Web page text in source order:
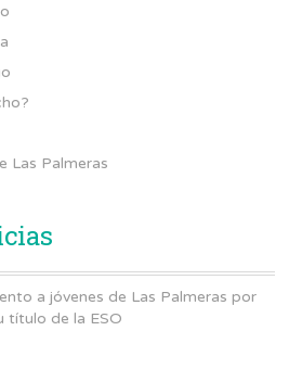
Las Palmeras
a jóvenes de Las Palmeras por
título de la ESO